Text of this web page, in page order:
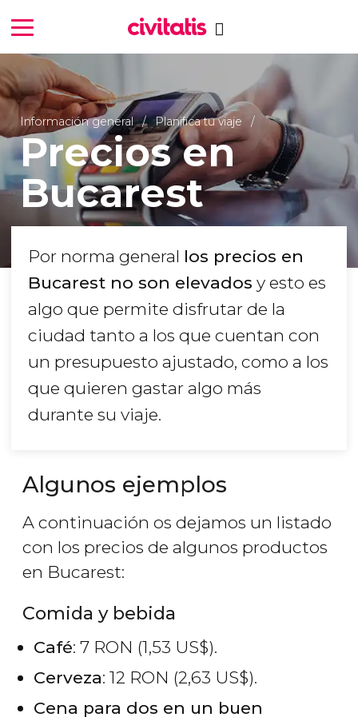
Información general Planifica tu viaje
Precios en
Bucarest
Por norma general los precios en
Bucarest no son elevados y esto es
algo que permite disfrutar de la
ciudad tanto a los que cuentan con
un presupuesto ajustado, como a los
que quieren gastar algo más
durante su viaje.
Algunos ejemplos
A continuación os dejamos un listado
con los precios de algunos productos
en Bucarest:
Comida y bebida
Café: 7 RON (1,53 US$).
Cerveza: 12 RON (2,63 US$).
Cena para dos en un buen